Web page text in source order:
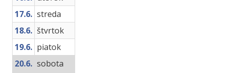
17.6. streda
18.6. štvrtok
19.6. piatok
20.6. sobota